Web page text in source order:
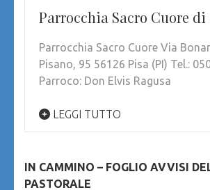
Parrocchia Sacro Cuore di
Parrocchia Sacro Cuore Via
Pisano, 95 56126 Pisa (PI) Tel.:
Parroco: Don Elvis Ragusa
LEGGI TUTTO
IN CAMMINO – FOGLIO AVVISI
PASTORALE